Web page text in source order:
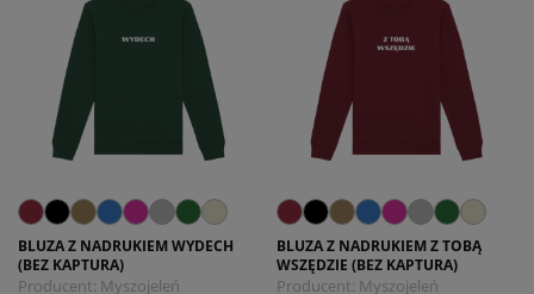
BLUZA Z NADRUKIEM WYDECH
(BEZ KAPTURA)
Producent: Myszojeleń
BLUZA Z NADRUKIEM Z TOBĄ
WSZĘDZIE (BEZ KAPTURA)
Producent: Myszojeleń